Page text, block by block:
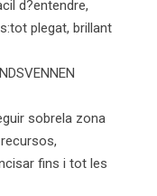
d?entendre,
plegat, brillant
sobrela zona
fins i tot les